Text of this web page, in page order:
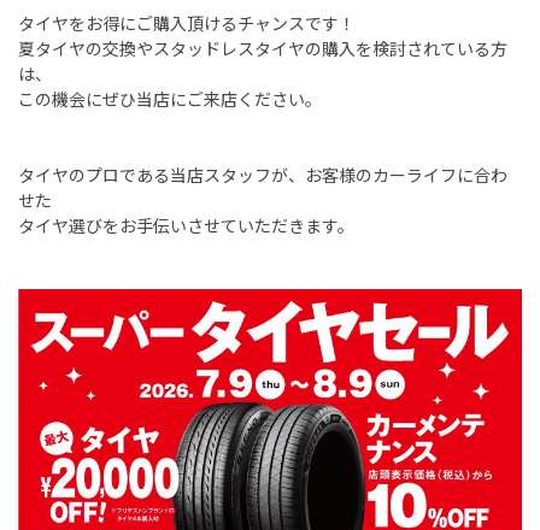
タイヤをお得にご購入頂けるチャンスです！
夏タイヤの交換やスタッドレスタイヤの購入を検討されている方
は、
この機会にぜひ当店にご来店ください。
タイヤのプロである当店スタッフが、お客様のカーライフに合わ
せた
タイヤ選びをお手伝いさせていただきます。